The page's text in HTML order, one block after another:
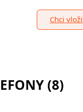
Chci
(8)